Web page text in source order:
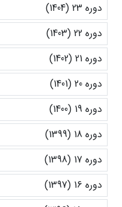
دوره 23 (1404)
دوره 22 (1403)
دوره 21 (1402)
دوره 20 (1401)
دوره 19 (1400)
دوره 18 (1399)
دوره 17 (1398)
دوره 16 (1397)